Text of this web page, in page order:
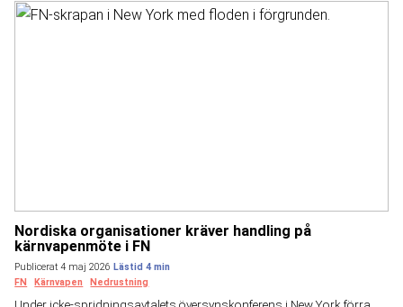
Nordiska organisationer kräver handling på
kärnvapenmöte i FN
Publicerat 4 maj 2026
FN
Kärnvapen Nedrustning